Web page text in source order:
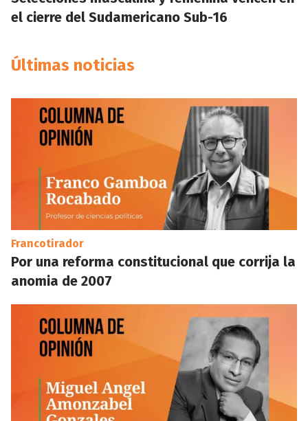
el cierre del Sudamericano Sub-16
Últimas noticias
Francotirador
Por una reforma constitucional que corrija la
anomia de 2007